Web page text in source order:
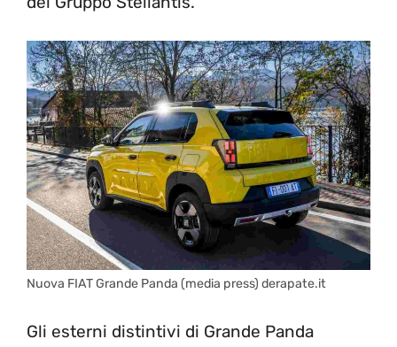
Nuova FIAT Grande Panda (media press) derapate.it
Gli esterni distintivi di Grande Panda